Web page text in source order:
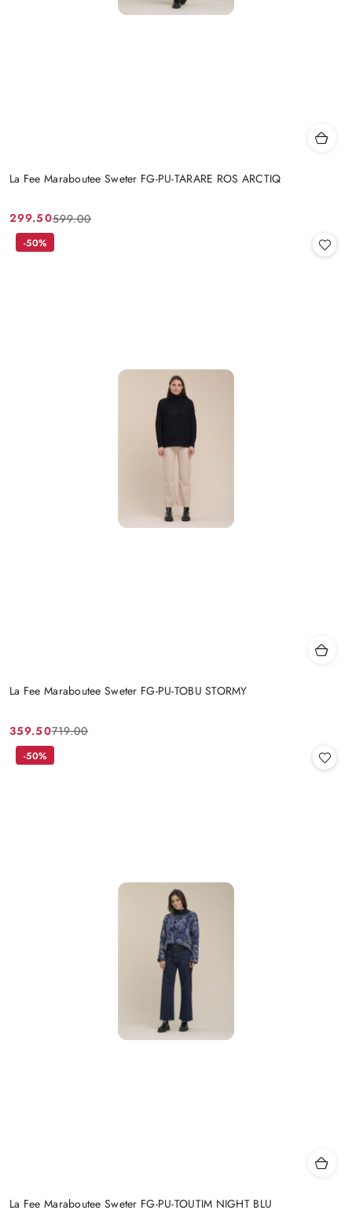
La Fee Maraboutee Sweter FG-PU-TARARE ROS ARCTIQ
Cena
promocyjna:
299.50
Cena
przed
599.00
La Fee Maraboutee Sweter FG-PU-TOBU STORMY
Cena
promocyjna:
359.50
Cena
przed
719.00
-50%
La Fee Maraboutee Sweter FG-PU-TOUTIM NIGHT BLU
-50%